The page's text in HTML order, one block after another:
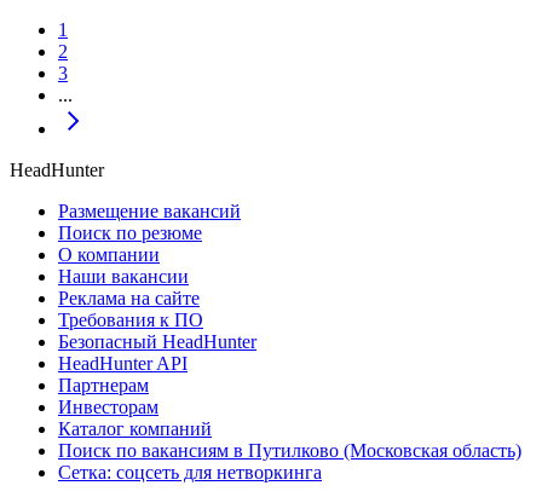
1
2
3
...
HeadHunter
Размещение вакансий
Поиск по резюме
О компании
Наши вакансии
Реклама на сайте
Требования к ПО
Безопасный HeadHunter
HeadHunter API
Партнерам
Инвесторам
Каталог компаний
Поиск по вакансиям в Путилково (Московская область)
Сетка: соцсеть для нетворкинга